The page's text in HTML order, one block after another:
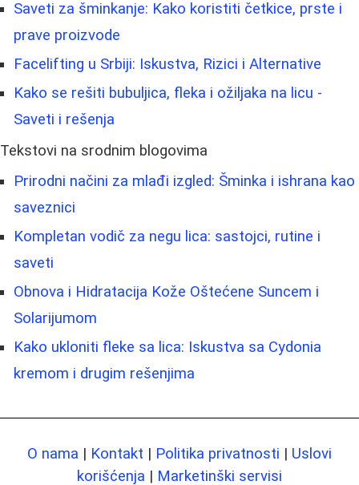
Saveti za šminkanje: Kako koristiti četkice, prste i
prave proizvode
Facelifting u Srbiji: Iskustva, Rizici i Alternative
Kako se rešiti bubuljica, fleka i ožiljaka na licu -
Saveti i rešenja
Tekstovi na srodnim blogovima
Prirodni načini za mlađi izgled: Šminka i ishrana kao
saveznici
Kompletan vodič za negu lica: sastojci, rutine i
saveti
Obnova i Hidratacija Kože Oštećene Suncem i
Solarijumom
Kako ukloniti fleke sa lica: Iskustva sa Cydonia
kremom i drugim rešenjima
O nama | Kontakt | Politika privatnosti | Uslovi
korišćenja | Marketinški servisi